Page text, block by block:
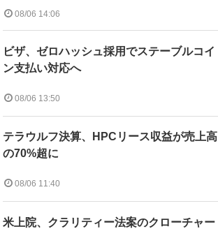
08/06 14:06
ビザ、ゼロハッシュ採用でステーブルコイ
ン支払い対応へ
08/06 13:50
テラウルフ決算、HPCリース収益が売上高
の70%超に
08/06 11:40
米上院、クラリティー法案のクローチャー